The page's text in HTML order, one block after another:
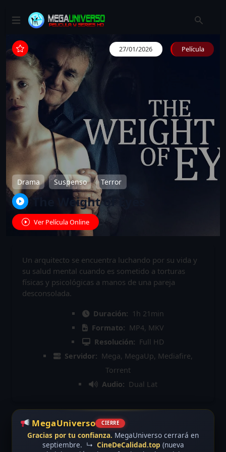
27/01/2026 Película
Drama Suspenso Terror
The Weight of Eyes
Ver Película Online
Un arquitecto se encuentra luchando por su vida y
su salud mental cuando es sometido a torturas
físicas y psicológicas a manos de una pareja
desconsolada.
Duración: 1h 21min
Formato: MP4, MKV
Resolución: Full HD
Servidor: Mega, MegaUp, Mediafire,
Torrent
Audio: Dual Lat
MegaUniverso CIERRE
Gracias por tu confianza. MegaUniverso cerrará en
septiembre. ↳ CineDeCalidad.top (nueva